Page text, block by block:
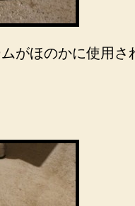
がほのかに使用さ